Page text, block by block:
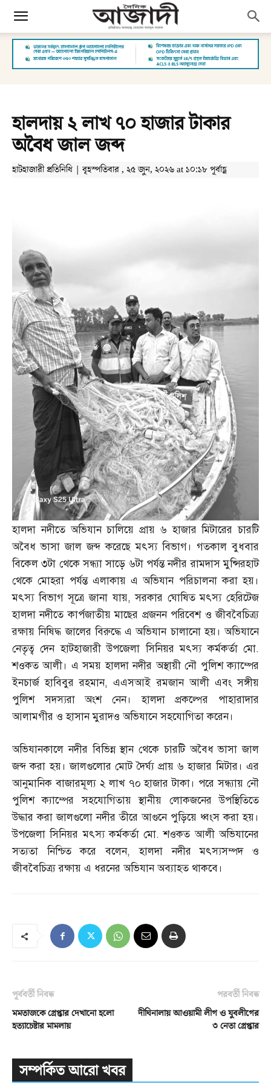
হালদায় ২ লাখ ৭০ হাজার টাকার
অবৈধ জাল জব্দ
হাটহাজারী প্রতিনিধি | বৃহস্পতিবার , ২৫ জুন, ২০২৬ at ১০:১৮ পূর্বাহ্ণ
হালদা নদীতে অভিযান চালিয়ে প্রায় ৬ হাজার মিটারের চারটি
অবৈধ ভাসা জাল জব্দ করেছে মৎস্য বিভাগ। গতকাল বুধবার
বিকেল ৩টা থেকে সন্ধ্যা সাড়ে ৬টা পর্যন্ত নদীর রামদাস মুন্সিরহাট
থেকে মোহরা পর্যন্ত এলাকায় এ অভিযান পরিচালনা করা হয়।
মৎস্য বিভাগ সূত্রে জানা যায়,সরকার ঘোষিত মৎস্য হেরিটেজ
হালদা নদীতে কার্পজাতীয় মাছের প্রজনন পরিবেশ ও জীববৈচিত্র্য
রক্ষায় নিষিদ্ধ জালের বিরুদ্ধে এ অভিযান চালানো হয়। অভিযানে
নেতৃত্ব দেন হাটহাজারী উপজেলা সিনিয়র মৎস্য কর্মকর্তা মো.
শওকত আলী। এ সময় হালদা নদীর অস্থায়ী নৌ পুলিশ ক্যাম্পের
ইনচার্জ হাবিবুর রহমান,এএসআই রমজান আলী এবং সঙ্গীয়
পুলিশ সদস্যরা অংশ নেন। হালদা প্রকল্পের পাহারাদার
আলামগীর ও হাসান মুরাদও অভিযানে সহযোগিতা করেন।
অভিযানকালে নদীর বিভিন্ন স্থান থেকে চারটি অবৈধ ভাসা জাল
জব্দ করা হয়। জালগুলোর মোট দৈর্ঘ্য প্রায় ৬ হাজার মিটার। এর
আনুমানিক বাজারমূল্য ২ লাখ ৭০ হাজার টাকা। পরে সন্ধ্যায় নৌ
পুলিশ ক্যাম্পের সহযোগিতায় স্থানীয় লোকজনের উপস্থিতিতে
উদ্ধার করা জালগুলো নদীর তীরে আগুনে পুড়িয়ে ধ্বংস করা হয়।
উপজেলা সিনিয়র মৎস্য কর্মকর্তা মো.শওকত আলী অভিযানের
সত্যতা নিশ্চিত করে বলেন,হালদা নদীর মৎস্যসম্পদ ও
জীববৈচিত্র্য রক্ষায় এ ধরনের অভিযান অব্যাহত থাকবে।
পূর্ববর্তী নিবন্ধ
মমতাজকে গ্রেপ্তার দেখানো হলো
হত্যাচেষ্টার মামলায়
পরবর্তী নিবন্ধ
দীঘিনালায় আওয়ামী লীগ ও যুবলীগের
৩ নেতা গ্রেপ্তার
সম্পর্কিত আরো খবর